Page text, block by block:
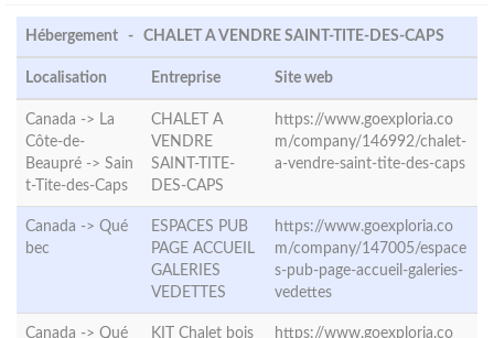
Hébergement - CHALET A VENDRE SAINT-TITE-DES-CAPS
Localisation Entreprise Site web
Canada -> La
Côte-de-
Beaupré -> Sain
t-Tite-des-Caps
CHALET A
VENDRE
SAINT-TITE-
DES-CAPS
https://www.goexploria.co
m/company/146992/chalet-
a-vendre-saint-tite-des-caps
Canada -> Qué
bec
ESPACES PUB
PAGE ACCUEIL
GALERIES
VEDETTES
https://www.goexploria.co
m/company/147005/espace
s-pub-page-accueil-galeries-
vedettes
Canada -> Qué
KIT Chalet bois
https://www.goexploria.co